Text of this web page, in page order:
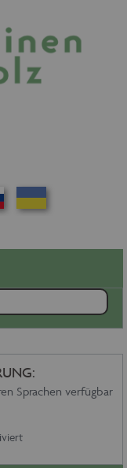
Sprachen verfügbar